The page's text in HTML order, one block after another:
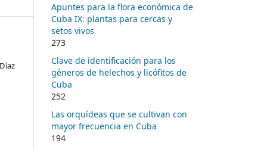
Apuntes para la flora económica de
Cuba IX: plantas para cercas y
setos vivos
273
Clave de identificación para los
géneros de helechos y licófitos de
Cuba
252
Las orquídeas que se cultivan con
mayor frecuencia en Cuba
194